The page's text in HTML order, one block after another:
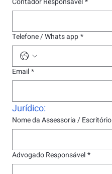
Telefone / Whats app*
Email*
Jurídico:
Nome da Assessoria / Escritório
Advogado Responsável*